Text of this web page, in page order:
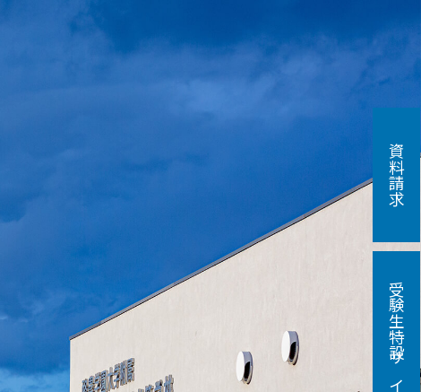
資料請求
受験生特設サイト